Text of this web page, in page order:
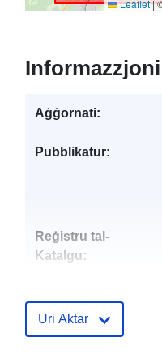
Leaflet|
Aġġornati:
Pubblikatur:
Reġistru tal-
Katalgu:
Spazjali:
Uri Aktar